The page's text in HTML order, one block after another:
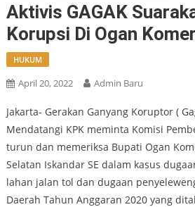
Aktivis GAGAK
Korupsi Di Ogan
HUKUM
April 20, 2022 Admin Baru
Jakarta- Gerakan Ganyang Koruptor (
Mendatangi KPK meminta Komisi
turun dan memeriksa Bupati Ogan
Selatan Iskandar SE dalam kasus
lahan jalan tol dan dugaan
Daerah Tahun Anggaran 2020 yang